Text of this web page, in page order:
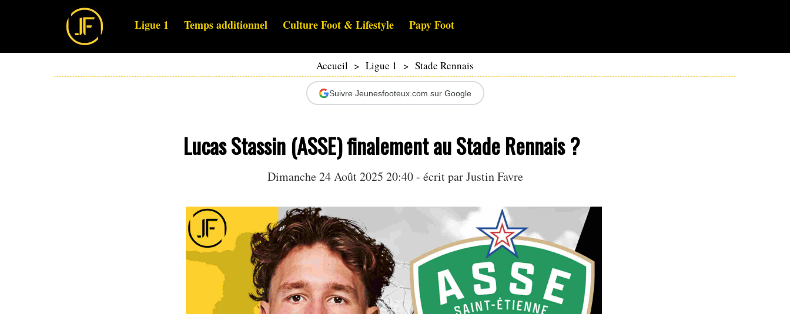
Ligue 1 Temps additionnel Culture Foot & Lifestyle Papy Foot
Accueil > Ligue 1 > Stade Rennais
Suivre Jeunesfooteux.com sur Google
Lucas Stassin (ASSE) finalement au Stade Rennais ?
Dimanche 24 Août 2025 20:40 - écrit parJustin Favre